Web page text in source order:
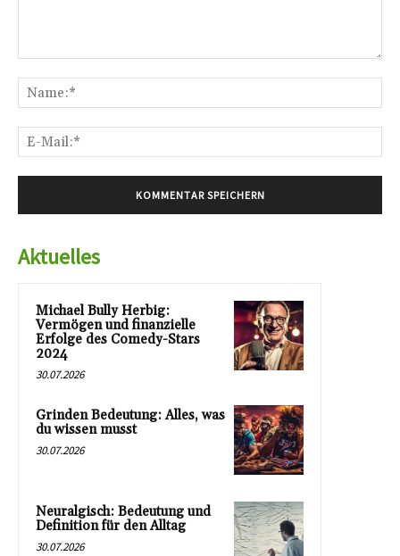
Aktuelles
Michael Bully Herbig:
Vermögen und finanzielle
Erfolge des Comedy-Stars
2024
30.07.2026
Grinden Bedeutung: Alles, was
du wissen musst
30.07.2026
Neuralgisch: Bedeutung und
Definition für den Alltag
30.07.2026